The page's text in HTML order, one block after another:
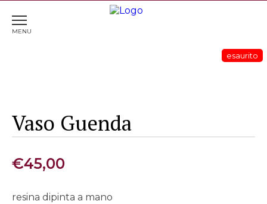
Home Complementi d'arredo
Vaso Guenda
€45,00
resina dipinta a mano